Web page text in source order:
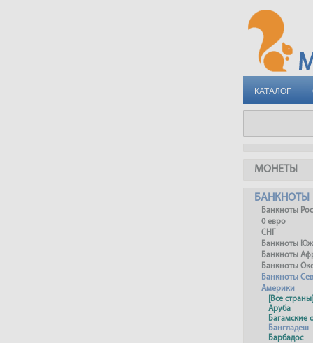
КАТАЛОГ
МОНЕТЫ
БАНКНОТЫ
Банкноты
0 евро
СНГ
Банкноты
Банкноты
Банкноты
Банкноты
Америки
[Все страны]
Аруба
Багамские
Бангладеш
Барбадос